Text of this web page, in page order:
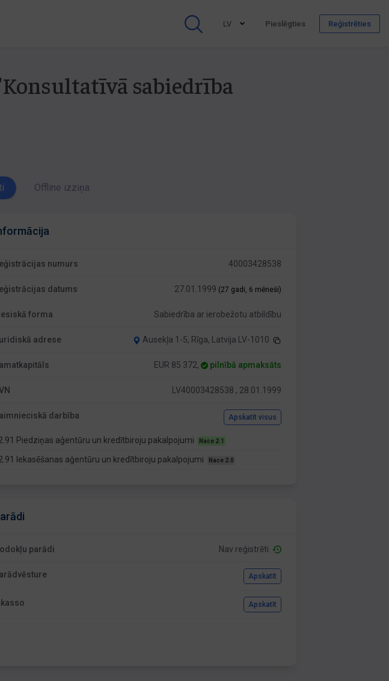
LV Pieslēgties Reģistrēties
sabiedrība
Offline izziņa
numurs 40003428538
datums 27.01.1999 (27 gadi, 6 mēneši)
forma Sabiedrība ar ierobežotu atbildību
adrese Ausekļa 1-5, Rīga, Latvija LV-1010
EUR 85 372, pilnībā apmaksāts
LV40003428538 , 28.01.1999
darbība Apskatīt visus
Piedziņas aģentūru un kredītbiroju pakalpojumi Nace 2.1
Iekasēšanas aģentūru un kredītbiroju pakalpojumi Nace 2.0
parādi Nav reģistrēti
Apskatīt
Apskatīt